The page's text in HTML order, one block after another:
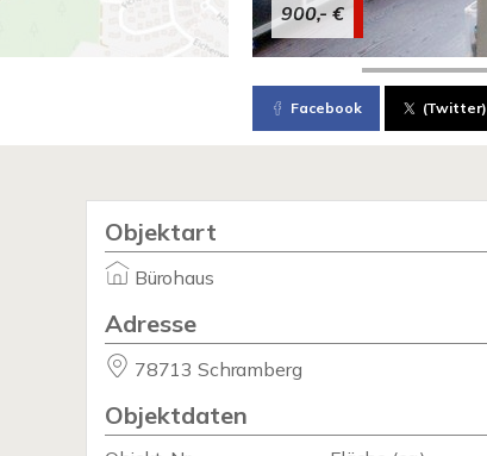
900,- €
Facebook (Twitter)
Objektart
Bürohaus
Adresse
78713 Schramberg
Objektdaten